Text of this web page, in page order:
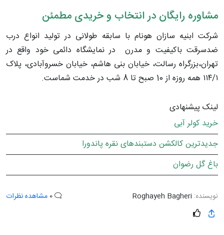
مشاوره رایگان در انتخاب و خریدی مطمئن
شرکت ابنیه سازان هونام با سابقه طولانی در تولید انواع درب
ضدسرقت باکیفیت و مدرن در نمایشگاه دائمی خود واقع در
تهران،بزرگراه رسالت، خیابان بنی هاشم، خیابان خسروآبادی، پلاک
۱۱۴/۱ همه روزه از 10 صبح تا 8 شب در خدمت شماست.
لینک پیشنهادی
خرید کولر آبی
جدیدترین کالکشن دستبندهای نقره پاندورا
باغ گل رضوان
نویسنده: Roghayeh Bagheri مشاهده نظرات